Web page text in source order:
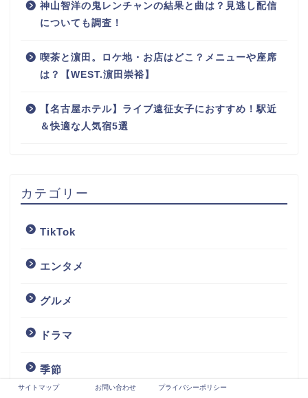
神山智洋の鬼レンチャンの結果と曲は？見逃し配信
についても調査！
喫茶と濵田。ロケ地・お店はどこ？メニューや座席
は？【WEST.濵田崇裕】
【名古屋ホテル】ライブ遠征女子におすすめ！駅近
＆快適な人気宿5選
カテゴリー
TikTok
エンタメ
グルメ
ドラマ
季節
サイトマップ お問い合わせ プライバシーポリシー